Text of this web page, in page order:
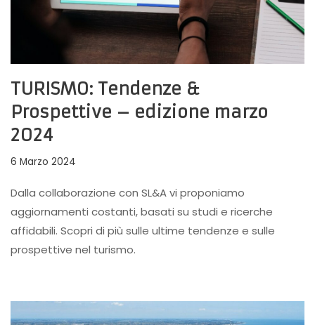
TURISMO: Tendenze &
Prospettive – edizione marzo
2024
6 Marzo 2024
Dalla collaborazione con SL&A vi proponiamo
aggiornamenti costanti, basati su studi e ricerche
affidabili. Scopri di più sulle ultime tendenze e sulle
prospettive nel turismo.